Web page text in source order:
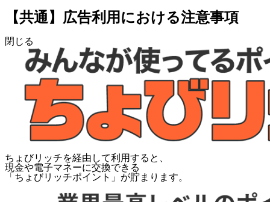
【共通】広告利用における注意事項
閉じる
ちょびリッチを経由して利用すると、
現金や電子マネーに交換できる
「 ちょびリッチポイント 」が貯まります。